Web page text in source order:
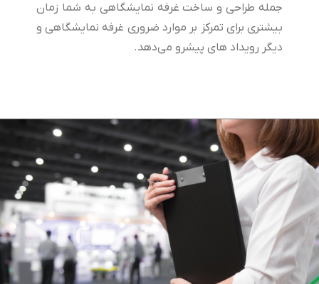
جمله طراحی و ساخت غرفه نمایشگاهی به شما زمان
بیشتری برای تمرکز بر موارد ضروری غرفه نمایشگاهی و
دیگر رویداد های پیشرو می‌دهد.